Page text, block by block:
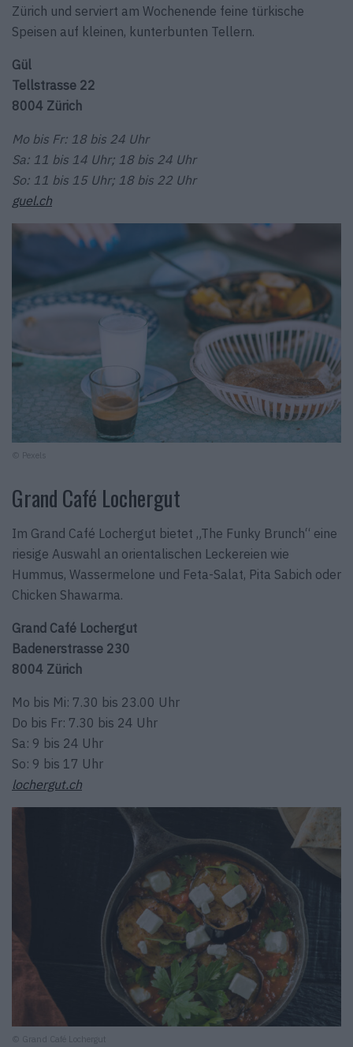
Zürich und serviert am Wochenende feine türkische
Speisen auf kleinen, kunterbunten Tellern.
Gül
Tellstrasse 22
8004 Zürich
Mo bis Fr: 18 bis 24 Uhr
Sa: 11 bis 14 Uhr; 18 bis 24 Uhr
So: 11 bis 15 Uhr; 18 bis 22 Uhr
guel.ch
Grand Café Lochergut
Im Grand Café Lochergut bietet „The Funky Brunch“ eine
riesige Auswahl an orientalischen Leckereien wie
Hummus, Wassermelone und Feta-Salat, Pita Sabich oder
Chicken Shawarma.
Grand Café Lochergut
Badenerstrasse 230
8004 Zürich
Mo bis Mi: 7.30 bis 23.00 Uhr
Do bis Fr: 7.30 bis 24 Uhr
Sa: 9 bis 24 Uhr
So: 9 bis 17 Uhr
lochergut.ch
© Grand Café Lochergut